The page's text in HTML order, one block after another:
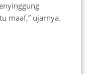
maaf,” ujarnya.